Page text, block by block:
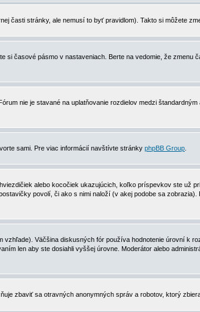
časti stránky, ale nemusí to byť pravidlom). Takto si môžete
časové pásmo v nastaveniach. Berte na vedomie, že zmenu
nie je stavané na uplatňovanie rozdielov medzi
sami. Pre viac informácií navštívte stránky phpBB Group
alebo kocočiek ukazujúcich, koľko príspevkov ste už
povolí, či ako s nimi naloží (v akej podobe sa
Väčšina diskusných fór používa hodnotenie úrovní k
len aby ste dosiahli vyššej úrovne. Moderátor alebo
zbaviť sa otravných anonymných správ a robotov, ktorý